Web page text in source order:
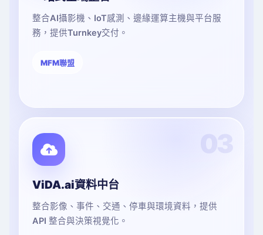
整合AI攝影機、IoT感測、邊緣運算主機與平台服
務，提供Turnkey交付。
MFM聯盟
ViDA.ai資料中台
整合影像、事件、交通、停車與環境資料，提供
API 整合與決策視覺化。